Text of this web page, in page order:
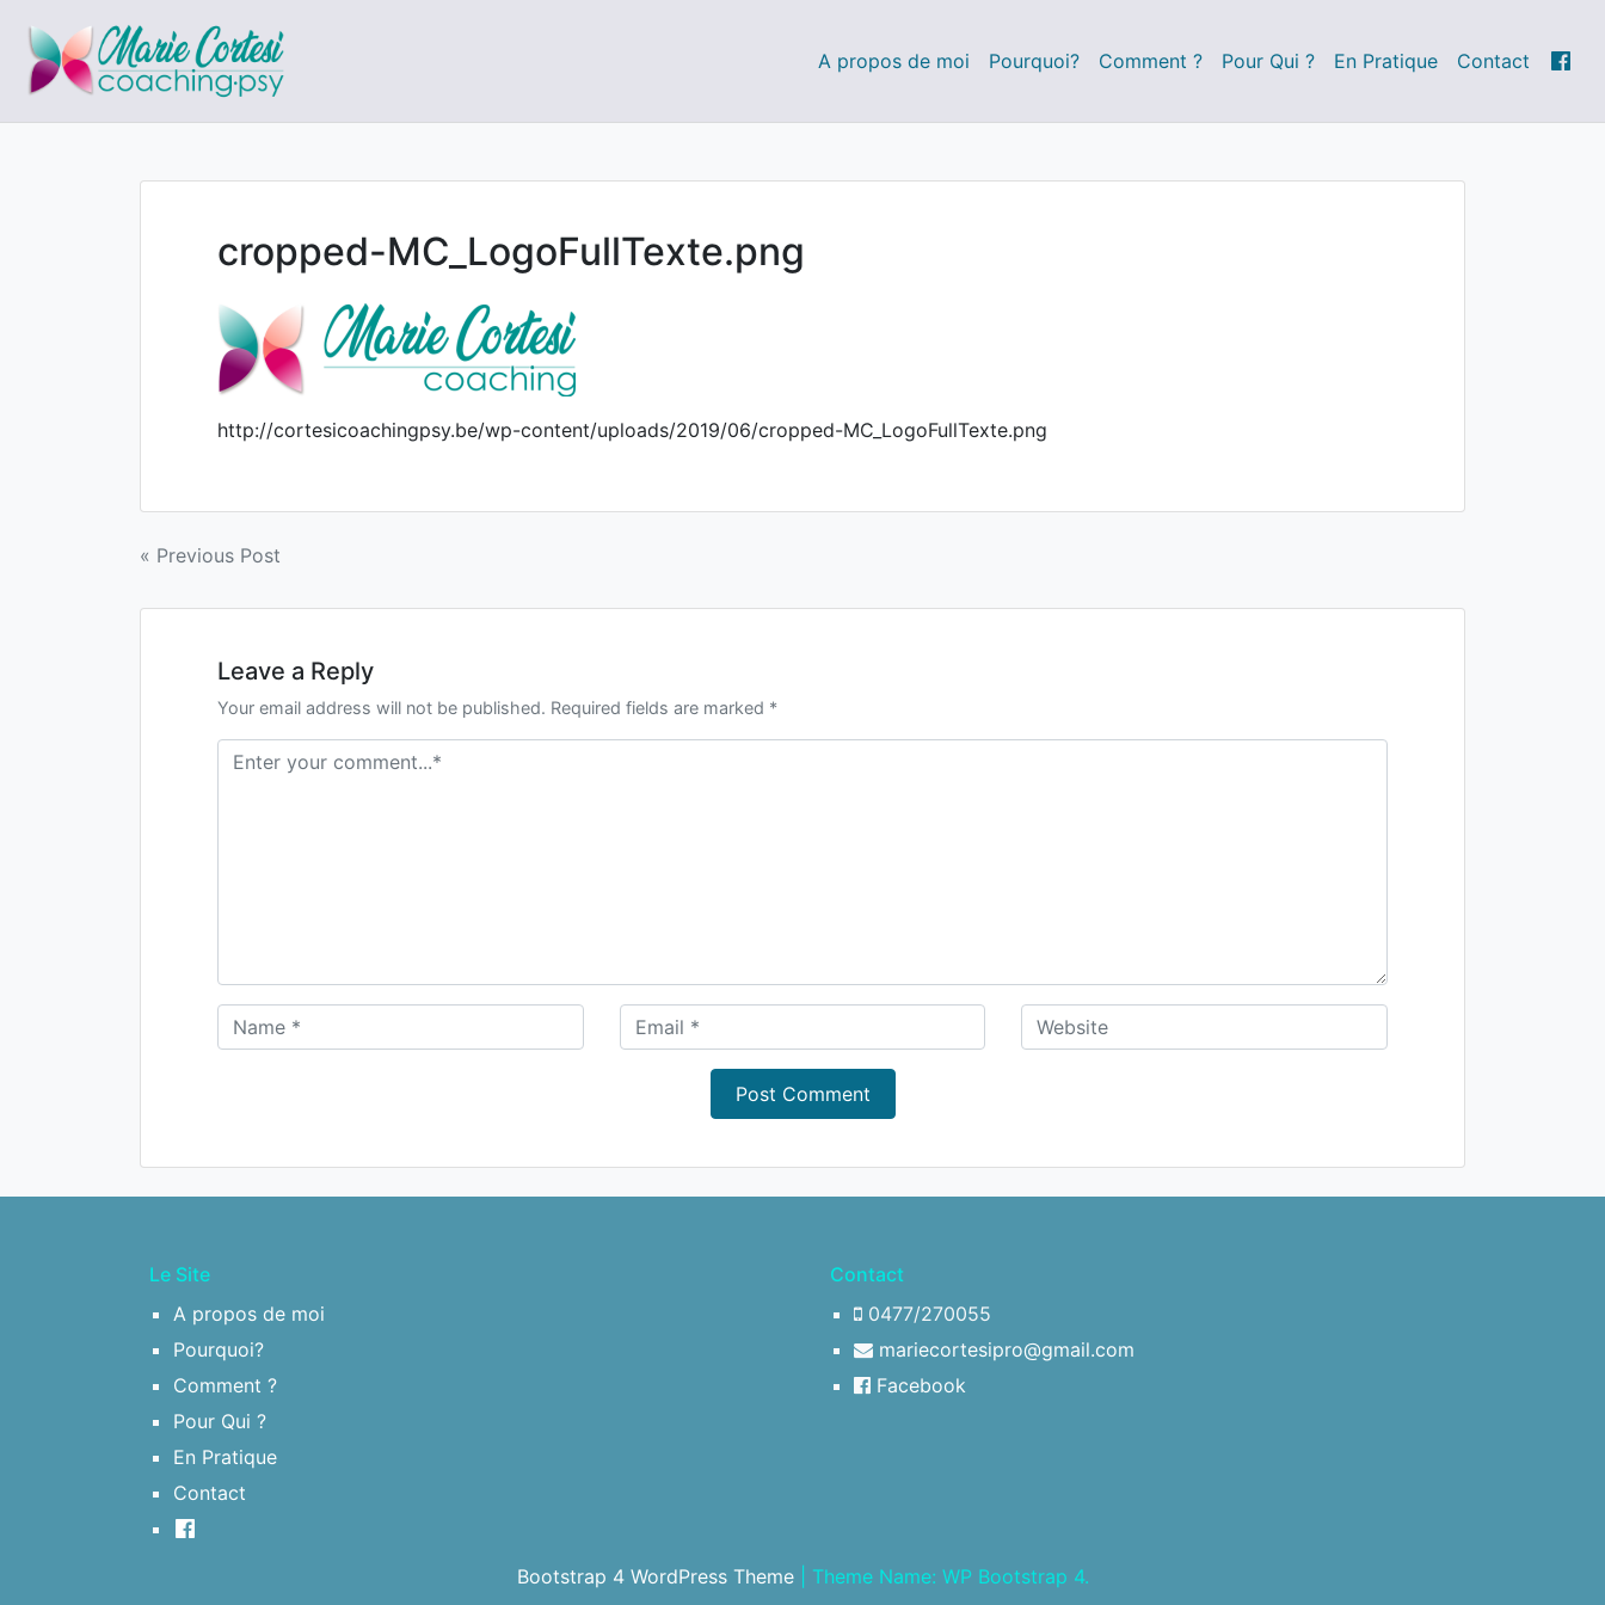
A propos de moi Pourquoi? Comment ? Pour Qui ? En Pratique Contact
cropped-MC_LogoFullTexte.png
http://cortesicoachingpsy.be/wp-content/uploads/2019/06/cropped-MC_LogoFullTexte.png
« Previous Post
Leave a Reply
Your email address will not be published. Required fields are marked *
Le Site
A propos de moi
Pourquoi?
Comment ?
Pour Qui ?
En Pratique
Contact
Contact
0477/270055
mariecortesipro@gmail.com
Facebook
Bootstrap 4 WordPress Theme Theme Name: WP Bootstrap 4.